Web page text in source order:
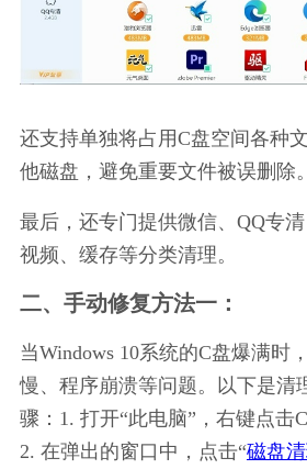
还支持单独将占用C盘空间各种
他磁盘，避免重要文件被误删除。
最后，还专门提供微信、QQ专清
视频、缓存等分类清理。
二、手动修复方法一：
当Windows 10系统的C盘爆满时
慢、程序崩溃等问题。以下是清
骤：1. 打开“此电脑”，右键点击
2. 在弹出的窗口中，点击“磁盘